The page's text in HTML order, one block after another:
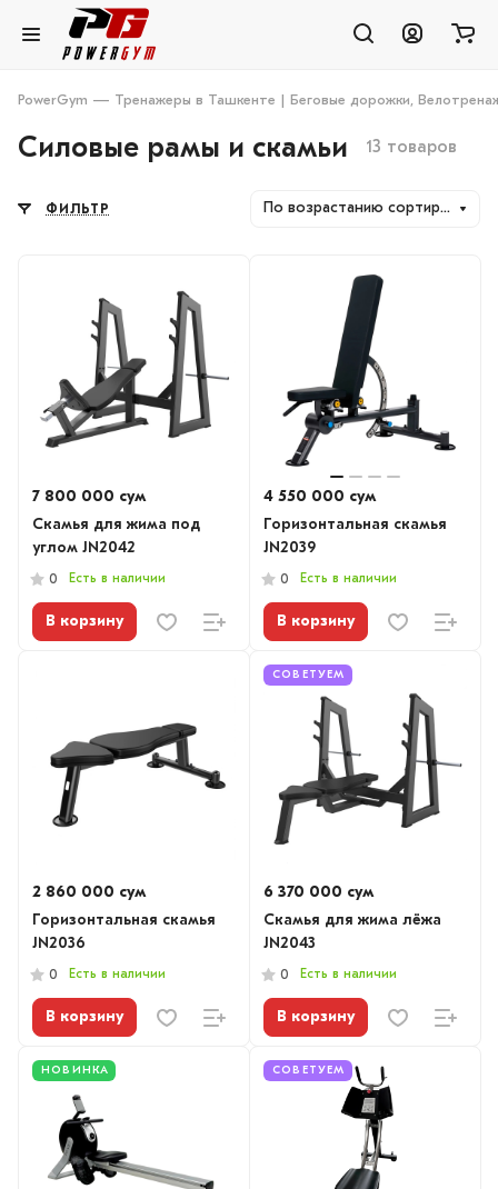
PowerGym — Тренажеры в Ташкенте | Беговые дорожки,
Силовые рамы и скамьи 13 товаров
ФИЛЬТР По возрастанию сортировки
7 800 000 сум
Скамья для жима под
углом JN2042
0 Есть в наличии
В корзину
4 550 000 сум
Горизонтальная скамья
JN2039
0 Есть в наличии
В корзину
2 860 000 сум
Горизонтальная скамья
JN2036
0 Есть в наличии
В корзину
СОВЕТУЕМ
6 370 000 сум
Скамья для жима лёжа
JN2043
0 Есть в наличии
В корзину
НОВИНКА СОВЕТУЕМ